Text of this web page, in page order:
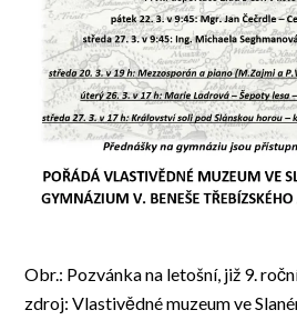
Obr.: Pozvánka na letošní, již 9.
zdroj: Vlastivědné muzeum ve